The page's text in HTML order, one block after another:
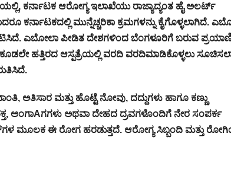
ಕರ್ನಾಟಕ ಆರೋಗ್ಯ ಇಲಾಖೆಯು ರಾಜ್ಯಾದ್ಯಂತ ಹೈ ಅಲರ್ಟ್
ಕರ್ನಾಟಕದಲ್ಲಿ ಮುನ್ನೆಚ್ಚರಿಕಾ ಕ್ರಮಗಳನ್ನು ಕೈಗೊಳ್ಳಲಾಗಿದೆ.
ಎಬೋಲಾ ಪೀಡಿತ ದೇಶಗಳಿಂದ ಬೆಂಗಳೂರಿಗೆ ಬರುವ
ಹತ್ತಿರದ ಆಸ್ಪತ್ರೆಯಲ್ಲಿ ವರದಿ ವರದಿಮಾಡಿಕೊಳ್ಳಲು
ಅತಿಸಾರ ಮತ್ತು ಹೊಟ್ಟೆ ನೋವು, ದದ್ದುಗಳು ಹಾಗೂ ಕಣ್ಣು
ಅಂಗಾAಗಗಳು ಅಥವಾ ದೇಹದ ದ್ರವಗಳೊಂದಿಗೆ ನೇರ ಸಂಪರ್ಕ
ಮೂಲಕ ಈ ರೋಗ ಹರಡುತ್ತದೆ. ಆರೋಗ್ಯ ಸಿಬ್ಬಂದಿ ಮತ್ತು